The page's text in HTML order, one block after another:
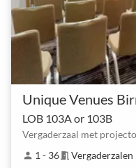
Unique Venues
LOB 103A or 103B
Vergaderzaal met
person 1 - 36meeting_room Vergaderzalen